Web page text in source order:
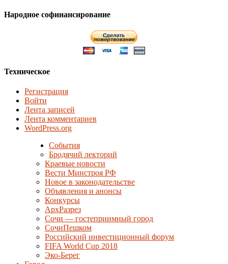
Народное софинансирование
Техническое
Регистрация
Войти
Лента записей
Лента комментариев
WordPress.org
События
Бродячий лекторий
Краевые новости
Вести Минстроя РФ
Новое в законодательстве
Объявления и анонсы
Конкурсы
АрхРазрез
Сочи — гостеприимный город
СочиПешком
Российский инвестиционный форум
FIFA World Cup 2018
Эко-Берег